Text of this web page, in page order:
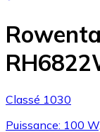
Classé 1030
Puissance: 100